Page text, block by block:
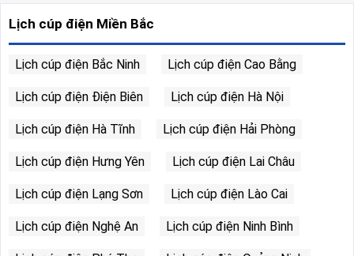
Lịch cúp điện Miền Bắc
Lịch cúp điện Bắc Ninh Lịch cúp điện Cao Bằng
Lịch cúp điện Điện Biên Lịch cúp điện Hà Nội
Lịch cúp điện Hà Tĩnh Lịch cúp điện Hải Phòng
Lịch cúp điện Hưng Yên Lịch cúp điện Lai Châu
Lịch cúp điện Lạng Sơn Lịch cúp điện Lào Cai
Lịch cúp điện Nghệ An Lịch cúp điện Ninh Bình